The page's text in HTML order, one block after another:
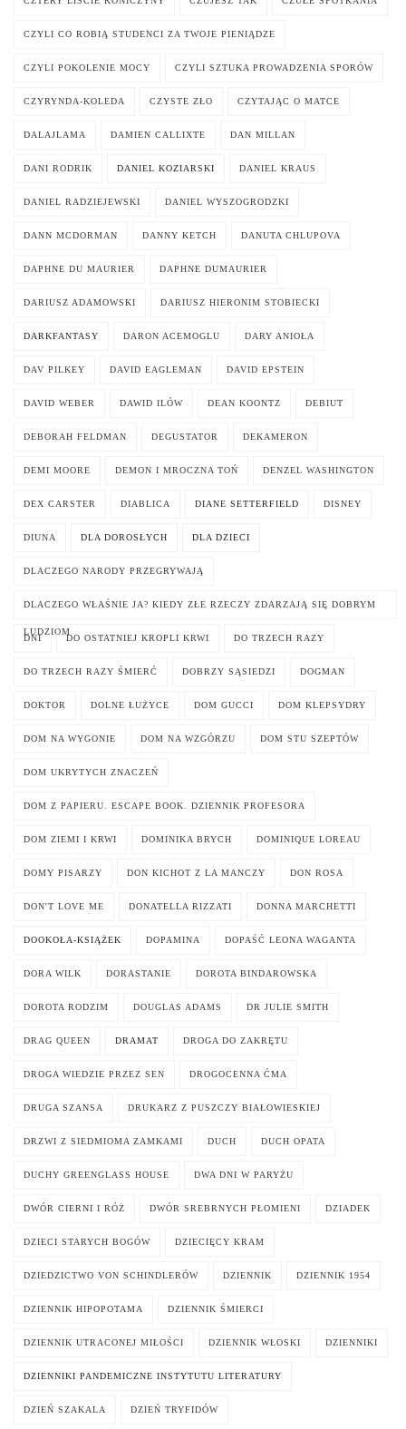
CZYLI CO ROBIĄ STUDENCI ZA TWOJE PIENIĄDZE
CZYLI POKOLENIE MOCY CZYLI SZTUKA PROWADZENIA SPORÓW
CZYRYNDA-KOLEDA CZYSTE ZŁO CZYTAJĄC O MATCE
DALAJLAMA DAMIEN CALLIXTE DAN MILLAN
DANI RODRIK DANIEL KOZIARSKI DANIEL KRAUS
DANIEL RADZIEJEWSKI DANIEL WYSZOGRODZKI
DANN MCDORMAN DANNY KETCH DANUTA CHLUPOVA
DAPHNE DU MAURIER DAPHNE DUMAURIER
DARIUSZ ADAMOWSKI DARIUSZ HIERONIM STOBIECKI
DARKFANTASY DARON ACEMOGLU DARY ANIOŁA
DAV PILKEY DAVID EAGLEMAN DAVID EPSTEIN
DAVID WEBER DAWID ILÓW DEAN KOONTZ DEBIUT
DEBORAH FELDMAN DEGUSTATOR DEKAMERON
DEMI MOORE DEMON I MROCZNA TOŃ DENZEL WASHINGTON
DEX CARSTER DIABLICA DIANE SETTERFIELD DISNEY
DIUNA DLA DOROSŁYCH DLA DZIECI
DLACZEGO NARODY PRZEGRYWAJĄ
DLACZEGO WŁAŚNIE JA? KIEDY ZŁE RZECZY ZDARZAJĄ SIĘ DOBRYM
LUDZIOM
DNI DO OSTATNIEJ KROPLI KRWI DO TRZECH RAZY
DO TRZECH RAZY ŚMIERĆ DOBRZY SĄSIEDZI DOGMAN
DOKTOR DOLNE ŁUŻYCE DOM GUCCI DOM KLEPSYDRY
DOM NA WYGONIE DOM NA WZGÓRZU DOM STU SZEPTÓW
DOM UKRYTYCH ZNACZEŃ
DOM Z PAPIERU. ESCAPE BOOK. DZIENNIK PROFESORA
DOM ZIEMI I KRWI DOMINIKA BRYCH DOMINIQUE LOREAU
DOMY PISARZY DON KICHOT Z LA MANCZY DON ROSA
DON'T LOVE ME DONATELLA RIZZATI DONNA MARCHETTI
DOOKOŁA-KSIĄŻEK DOPAMINA DOPAŚĆ LEONA WAGANTA
DORA WILK DORASTANIE DOROTA BINDAROWSKA
DOROTA RODZIM DOUGLAS ADAMS DR JULIE SMITH
DRAG QUEEN DRAMAT DROGA DO ZAKRĘTU
DROGA WIEDZIE PRZEZ SEN DROGOCENNA ĆMA
DRUGA SZANSA DRUKARZ Z PUSZCZY BIAŁOWIESKIEJ
DRZWI Z SIEDMIOMA ZAMKAMI DUCH DUCH OPATA
DUCHY GREENGLASS HOUSE DWA DNI W PARYŻU
DWÓR CIERNI I RÓŻ DWÓR SREBRNYCH PŁOMIENI DZIADEK
DZIECI STARYCH BOGÓW DZIECIĘCY KRAM
DZIEDZICTWO VON SCHINDLERÓW DZIENNIK DZIENNIK 1954
DZIENNIK HIPOPOTAMA DZIENNIK ŚMIERCI
DZIENNIK UTRACONEJ MIŁOŚCI DZIENNIK WŁOSKI DZIENNIKI
DZIENNIKI PANDEMICZNE INSTYTUTU LITERATURY
DZIEŃ SZAKALA DZIEŃ TRYFIDÓW